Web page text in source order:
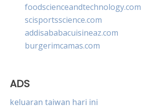
foodscienceandtechnology.com
scisportsscience.com
addisababacuisineaz.com
burgerimcamas.com
ADS
keluaran taiwan hari ini